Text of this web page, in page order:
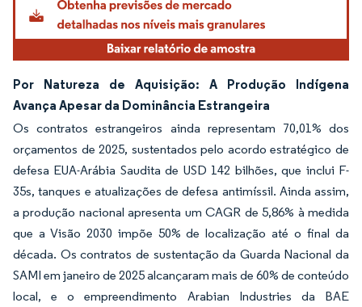
Por Natureza de Aquisição: A Produção Indígena
Avança Apesar da Dominância Estrangeira
Os contratos estrangeiros ainda representam 70,01% dos
orçamentos de 2025, sustentados pelo acordo estratégico de
defesa EUA-Arábia Saudita de USD 142 bilhões, que inclui F-
35s, tanques e atualizações de defesa antimíssil. Ainda assim,
a produção nacional apresenta um CAGR de 5,86% à medida
que a Visão 2030 impõe 50% de localização até o final da
década. Os contratos de sustentação da Guarda Nacional da
SAMI em janeiro de 2025 alcançaram mais de 60% de conteúdo
local, e o empreendimento Arabian Industries da BAE